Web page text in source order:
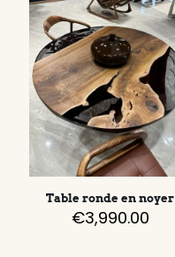
Table ronde en noyer
€3,990.00